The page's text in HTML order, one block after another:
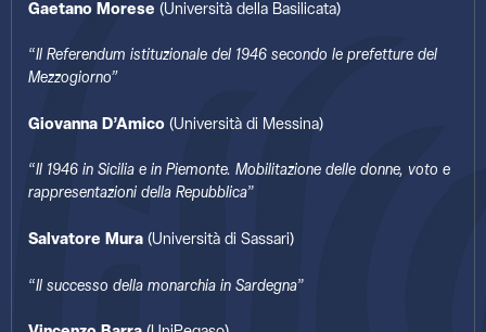
Gaetano Morese (Università della Basilicata)
“Il Referendum istituzionale del 1946 secondo le prefetture del
Mezzogiorno”
Giovanna D’Amico (Università di Messina)
“Il 1946 in Sicilia e in Piemonte. Mobilitazione delle donne, voto e
rappresentazioni della Repubblica”
Salvatore Mura (Università di Sassari)
“Il successo della monarchia in Sardegna”